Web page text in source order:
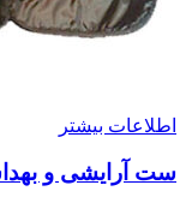
اطلاعات بیشتر
ست آرایشی و